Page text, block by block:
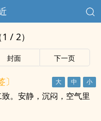
/ 2）
封面 下一页
。安静，沉闷，空气里